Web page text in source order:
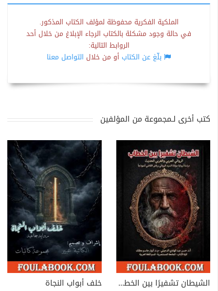
الملكية الفكرية محفوظة لمؤلف الكتاب المذكور.
في حالة وجود مشكلة بالكتاب الرجاء الإبلاغ من خلال أحد
الروابط التالية:
بلّغ عن الكتاب أو من خلال التواصل معنا
كتب أخرى لـمجموعة من المؤلفين
الشيطان تشفيرًا بين الخطاب الروائي العربي والغربي الحديث خلف أبواب النجاة